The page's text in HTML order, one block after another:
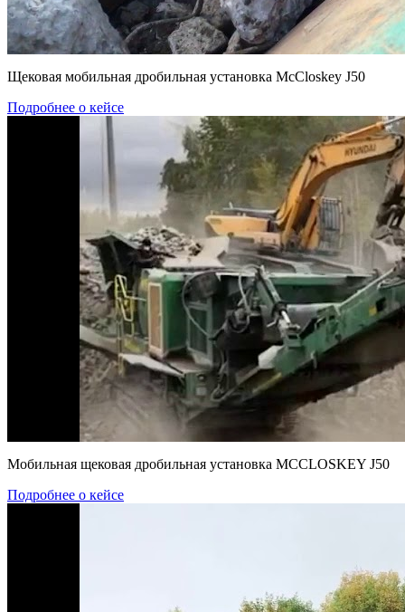
Щековая мобильная дробильная установка McCloskey J50
Подробнее о кейсе
Мобильная щековая дробильная установка MCCLOSKEY J50
Подробнее о кейсе